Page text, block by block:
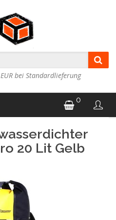
bei Standardlieferung
0
20 Lit Gelb